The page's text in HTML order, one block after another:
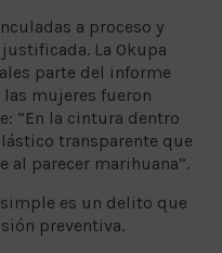
a proceso y
La Okupa
parte del informe
mujeres fueron
“En la cintura dentro
transparente que
al parecer marihuana”.
es un delito que
preventiva.